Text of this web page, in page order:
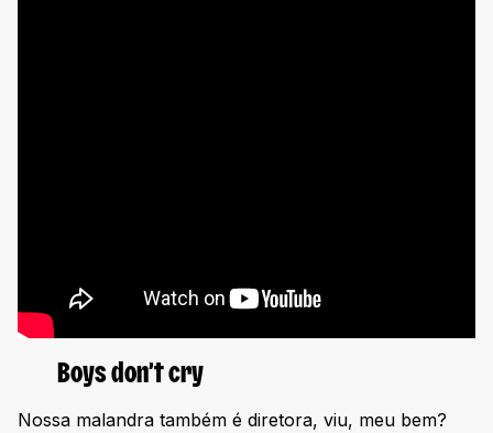
Boys don’t cry
Nossa malandra também é diretora, viu, meu bem?